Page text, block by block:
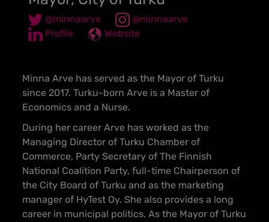
@minnaarve
@minnaarve
Profile
Website
Minna Arve has served as the Mayor of Turku
since 2017. Turku-born Arve is a Master of
Economics and a Nurse.
During her career Arve has worked as the
Managing Director of Turku Chamber of
Commerce, Party Secretary of The Finnish
National Coalition Party, full-time Chairperson of
the City Board of Turku and as the marketing
manager of HyTest Oy. She also provides a long
career in municipal politics. As the Mayor of Turku